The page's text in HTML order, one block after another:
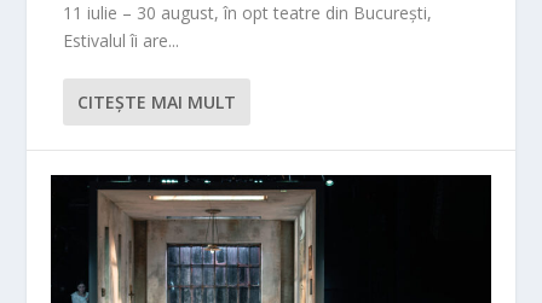
11 iulie – 30 august, în opt teatre din București,
Estivalul îi are...
CITEŞTE MAI MULT